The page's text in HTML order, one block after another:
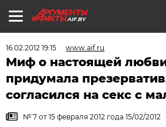
AIF.BY
16.02.2012 19:15 www.aif.ru
Миф о настоящей
придумала
согласился на секс с
№ 7 от 15 февраля 2012 года 15/02/2012